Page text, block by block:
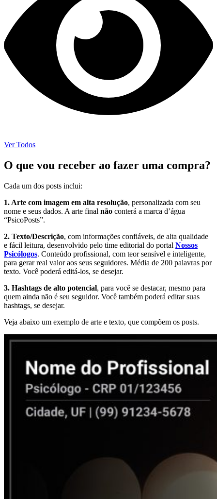
Ver Todos
O que vou receber ao fazer uma compra?
Cada um dos posts inclui:
1. Arte com imagem em alta resolução, personalizada com seu
nome e seus dados. A arte final não conterá a marca d’água
“PsicoPosts”.
2. Texto/Descrição, com informações confiáveis, de alta qualidade
e fácil leitura, desenvolvido pelo time editorial do portal Nossos
Psicólogos. Conteúdo profissional, com teor sensível e inteligente,
para gerar real valor aos seus seguidores. Média de 200 palavras por
texto. Você poderá editá-los, se desejar.
3. Hashtags de alto potencial, para você se destacar, mesmo para
quem ainda não é seu seguidor. Você também poderá editar suas
hashtags, se desejar.
Veja abaixo um exemplo de arte e texto, que compõem os posts.